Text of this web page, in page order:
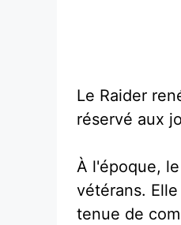
Le Raider
réservé aux
À l'époque,
vétérans.
tenue de